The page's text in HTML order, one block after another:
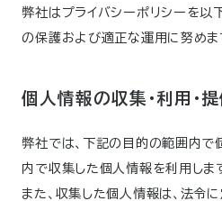
弊社はプライバシーポリシーを以
の保護および適正な運用に努めま
個人情報の収集・利用・提
弊社では、下記の目的の範囲内で
内で収集した個人情報を利用しま
また、収集した個人情報は、法令